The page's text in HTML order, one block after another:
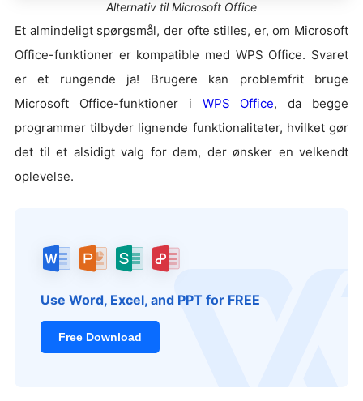
Alternativ til Microsoft Office
Et almindeligt spørgsmål, der ofte stilles, er, om Microsoft
Office-funktioner er kompatible med WPS Office. Svaret
er et rungende ja! Brugere kan problemfrit bruge
Microsoft Office-funktioner i WPS Office, da begge
programmer tilbyder lignende funktionaliteter, hvilket gør
det til et alsidigt valg for dem, der ønsker en velkendt
oplevelse.
Use Word, Excel, and PPT for FREE
Free Download